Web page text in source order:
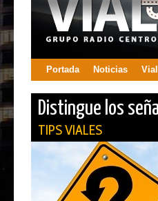
Portada Noticias
Distingue los
TIPS VIALES